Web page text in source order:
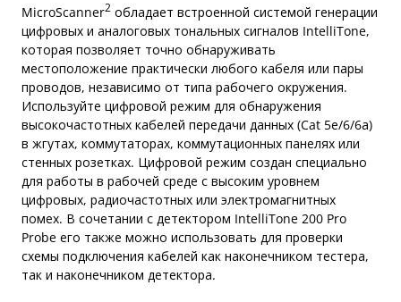
MicroScanner2 обладает встроенной системой генерации
цифровых и аналоговых тональных сигналов IntelliTone,
которая позволяет точно обнаруживать
местоположение практически любого кабеля или пары
проводов, независимо от типа рабочего окружения.
Используйте цифровой режим для обнаружения
высокочастотных кабелей передачи данных (Cat 5е/6/6а)
в жгутах, коммутаторах, коммутационных панелях или
стенных розетках. Цифровой режим создан специально
для работы в рабочей среде с высоким уровнем
цифровых, радиочастотных или электромагнитных
помех. В сочетании с детектором IntelliTone 200 Pro
Probe его также можно использовать для проверки
схемы подключения кабелей как наконечником тестера,
так и наконечником детектора.